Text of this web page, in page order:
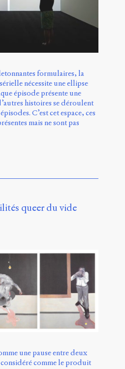
formulaires, la
nécessite une ellipse
épisode présente une
histoires se déroulent
C’est cet espace, ces
mais ne sont pas
queer du vide
une pause entre deux
considéré comme le produit